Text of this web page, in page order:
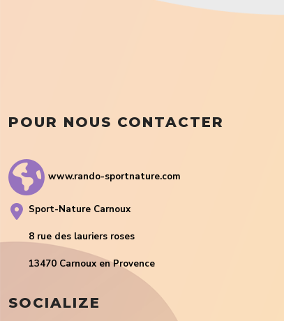
POUR NOUS CONTACTER
www.rando-sportnature.com
Sport-Nature Carnoux
8 rue des lauriers roses
13470 Carnoux en Provence
SOCIALIZE